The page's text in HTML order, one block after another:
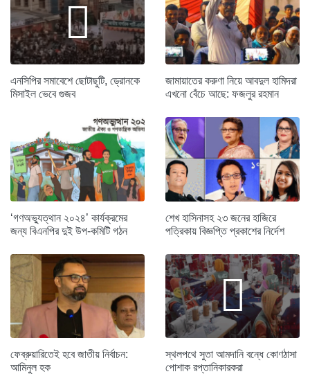
এনসিপির সমাবেশে ছোটাছুটি, ড্রোনকে
মিসাইল ভেবে গুজব
জামায়াতের করুণা নিয়ে আবদুল হামিদরা
এখনো বেঁচে আছে: ফজলুর রহমান
‘গণঅভ্যুত্থান ২০২৪’ কার্যক্রমের
জন্য বিএনপির দুই উপ-কমিটি গঠন
শেখ হাসিনাসহ ২৩ জনের হাজিরে
পত্রিকায় বিজ্ঞপ্তি প্রকাশের নির্দেশ
ফেব্রুয়ারিতেই হবে জাতীয় নির্বাচন:
আমিনুল হক
স্থলপথে সুতা আমদানি বন্ধে কোণঠাসা
পোশাক রপ্তানিকারকরা